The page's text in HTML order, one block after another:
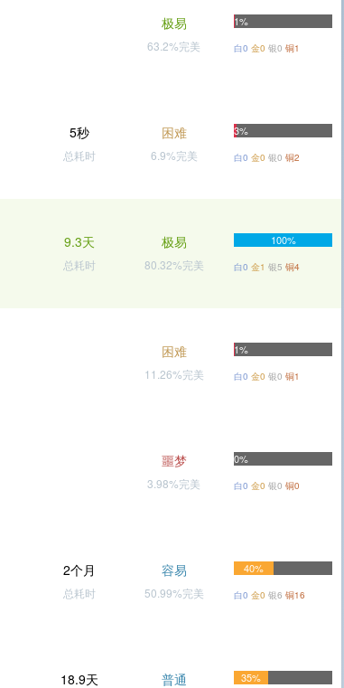
极易
63.2%完美
1%
白0 金0 银0 铜1
5秒
总耗时
困难
6.9%完美
3%
白0 金0 银0 铜2
9.3天
总耗时
极易
80.32%完美
100%
白0 金1 银5 铜4
困难
11.26%完美
1%
白0 金0 银0 铜1
噩梦
3.98%完美
0%
白0 金0 银0 铜0
2个月
总耗时
容易
50.99%完美
40%
白0 金0 银6 铜16
18.9天 普通 35%